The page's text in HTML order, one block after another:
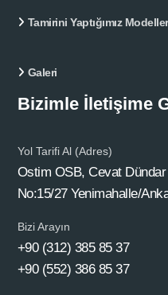
Tamirini Yaptığımız Modeller
Galeri
Bizimle İletişime
Yol Tarifi Al (Adres)
Ostim OSB, Cevat
No:15/27 Yenimahalle/
Bizi Arayın
+90 (312) 385 85 37
+90 (552) 386 85 37